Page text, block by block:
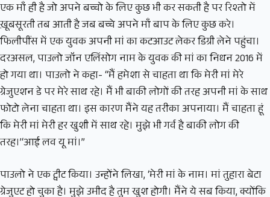
एक माँ ही है जो अपने बच्चो के लिए कुछ भी कर सकती है पर रिश्तो में
ख़ूबसूरती तब आती है जब बच्चे अपने माँ बाप के लिए कुछ करे।
फिलीपींस में एक युवक अपनी मां का कटआउट लेकर डिग्री लेने पहुंचा।
दरअसल, पाउलो जॉन एलिंसोग नाम के युवक की मां का निधन 2016 में
हो गया था। पाउलो ने कहा- “मैं हमेशा से चाहता था कि मेरी मां मेरे
ग्रेजुएशन डे पर मेरे साथ रहे। मैं भी बाकी लोगों की तरह अपनी मां के साथ
फोटो लेना चाहता था। इस कारण मैंने यह तरीका अपनाया। मैं चाहता हूं
कि मेरी मां मेरी हर खुशी में साथ रहे। मुझे भी गर्व है बाकी लोग की
तरह।’‘आई लव यू मां।”
पाउलो ने एक ट्वीट किया। उन्होंने लिखा, ‘मेरी मां के नाम। मां तुहारा बेटा
ग्रेजुएट हो चुका है। मुझे उमीद है तुम खुश होगी। मैंने ये सब किया, क्योंकि